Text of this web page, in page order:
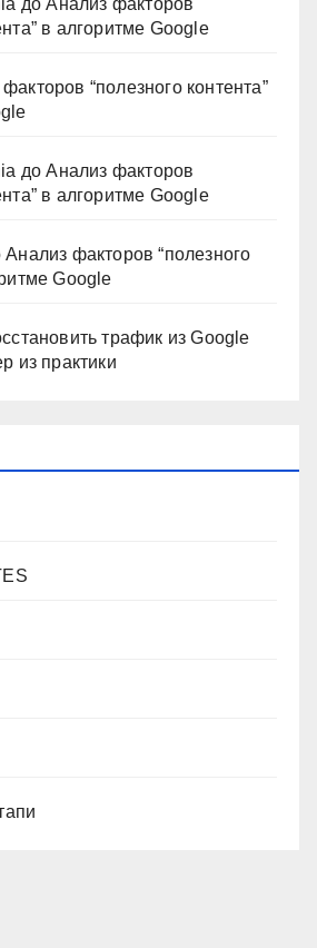
доАнализ факторов
в алгоритме Google
“полезного контента”
доАнализ факторов
в алгоритме Google
Анализ факторов “полезного
Google
трафик из Google
из практики